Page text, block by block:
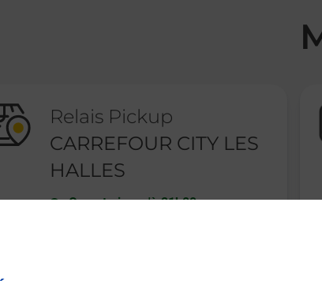
Relais Pickup
CARREFOUR CITY LES
HALLES
Ouvert-jusqu'à 21h00